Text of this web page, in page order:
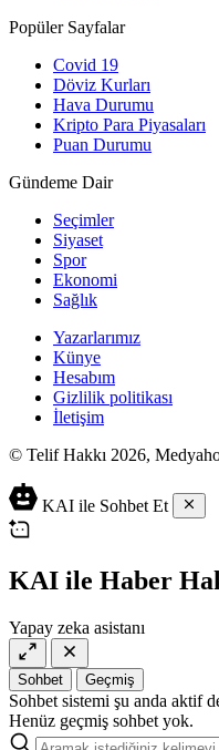
Popüler Sayfalar
Covid 19
Döviz Kurları
Hava Durumu
Kripto Para Piyasaları
Puan Durumu
Gündeme Dair
Seçimler
Siyaset
Spor
Ekonomi
Sağlık
Yazarlarımız
Künye
Hesabım
Gizlilik politikası
İletişim
© Telif Hakkı 2026,
casino
siteleri
casino
2023
lordcasino
canlı
casino
siteleri
iyi
casino
vdcasino
vdcasino
giriş
vdcasino
resmi
ev
yapımı
salça
KAI ile Sohbet Et
KAI ile Haber
Yapay zeka asistanı
Sohbet Geçmiş
Sohbet sistemi şu anda aktif
Henüz geçmiş sohbet yok.